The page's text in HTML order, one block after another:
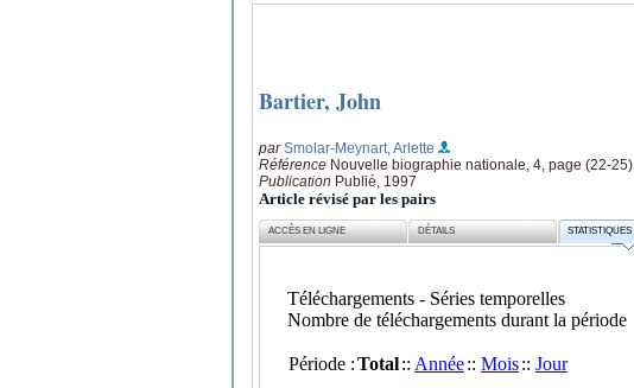
Bartier, John
parSmolar-Meynart, Arlette
Référence Nouvelle biographie nationale, 4, page (22-25)
Publication Publié, 1997
Article révisé par les pairs
ACCÈS EN LIGNE DÉTAILS STATISTIQUES